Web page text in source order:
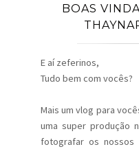
BOAS
E aí zeferinos,
Tudo bem com vocês?
Mais um vlog para
uma super produção
fotografar os nossos